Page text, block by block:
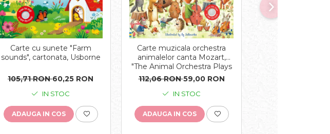
Carte cu sunete "Farm
sounds", cartonata, Usborne
105,71 RON60,25 RON
IN STOC
ADAUGA IN COS
Carte muzicala orchestra
animalelor canta Mozart,
"The Animal Orchestra Plays
Mozart", cartonata, Usborne
112,06 RON59,00 RON
IN STOC
ADAUGA IN COS
-43%